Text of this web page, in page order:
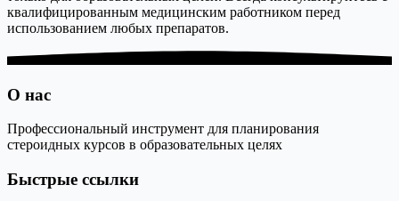
квалифицированным медицинским работником перед
использованием любых препаратов.
О нас
Профессиональный инструмент для планирования
стероидных курсов в образовательных целях
Быстрые ссылки